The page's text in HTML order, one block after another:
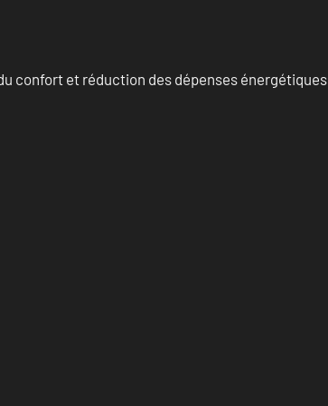
confort et réduction des dépenses énergétiques